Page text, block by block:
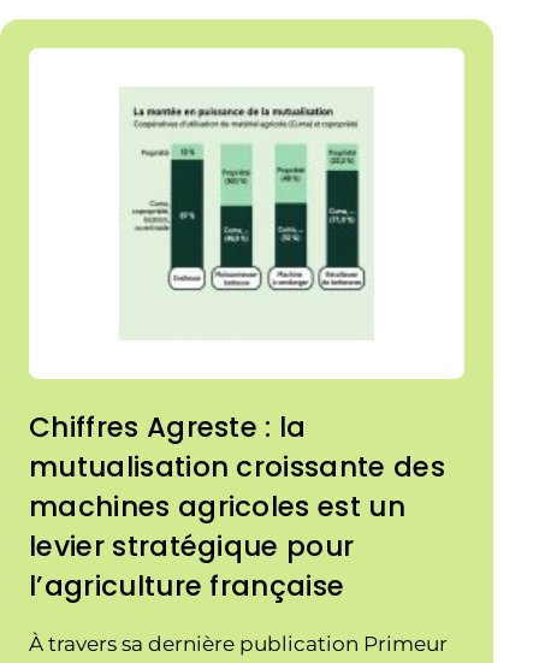
Chiffres Agreste : la
mutualisation croissante des
machines agricoles est un
levier stratégique pour
l’agriculture française
À travers sa dernière publication Primeur